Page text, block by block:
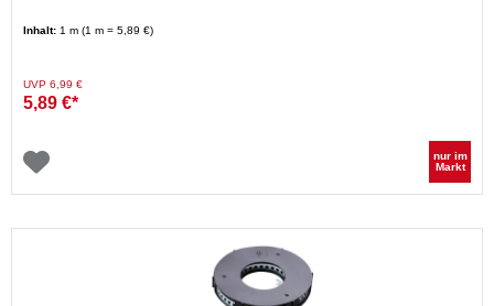
Inhalt: 1 m (1 m = 5,89 €)
Preis reduziert von
UVP 6,99 €auf
5,89 €*
nur im
Markt